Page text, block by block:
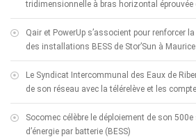
tridimensionnelle à bras horizontal éprouvée
Qair et PowerUp s’associent pour renforcer
des installations BESS de Stor’Sun à Maurice
Le Syndicat Intercommunal des Eaux de
de son réseau avec la télérelève et les
Socomec célèbre le déploiement de son
d’énergie par batterie (BESS)